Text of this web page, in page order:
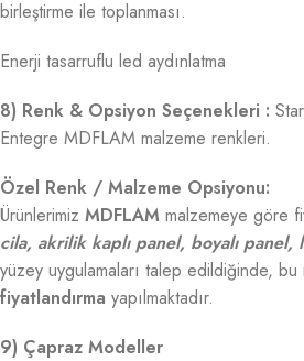
birleştirme ile toplanması.
Enerji tasarruflu led aydınlatma
8) Renk & Opsiyon Seçenekleri :
Entegre MDFLAM malzeme renkleri.
Özel Renk / Malzeme Opsiyonu:
Ürünlerimiz MDFLAM malzemeye göre
cila, akrilik kaplı panel, boyalı panel,
yüzey uygulamaları talep edildiğinde, bu
fiyatlandırma yapılmaktadır.
9) Çapraz Modeller